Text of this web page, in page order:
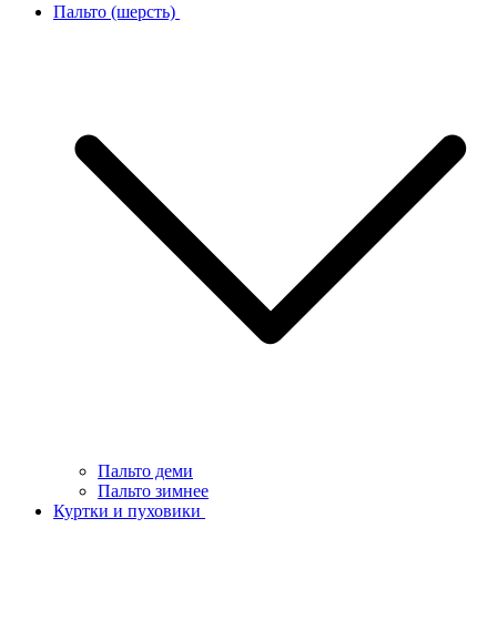
Пальто (шерсть)
Пальто деми
Пальто зимнее
Куртки и пуховики